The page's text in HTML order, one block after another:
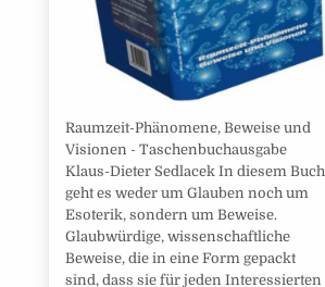
Raumzeit-Phänomene, Beweise und
Visionen - Taschenbuchausgabe
Klaus-Dieter Sedlacek In diesem Buch
geht es weder um Glauben noch um
Esoterik, sondern um Beweise.
Glaubwürdige, wissenschaftliche
Beweise, die in eine Form gepackt
sind, dass sie für jeden Interessierten